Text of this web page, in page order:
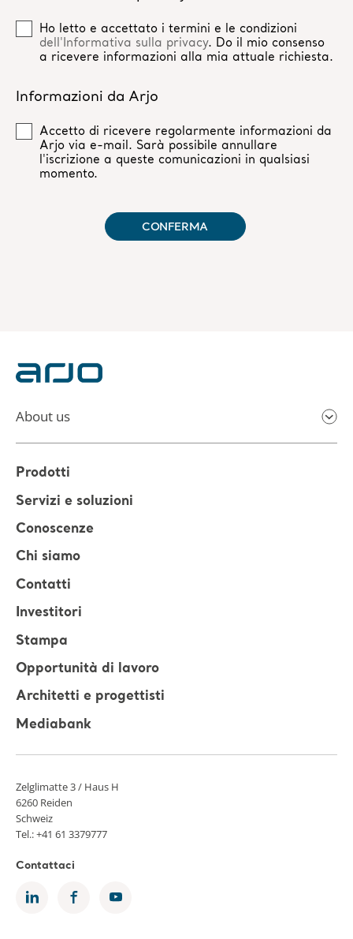
About us
Prodotti
Servizi e soluzioni
Conoscenze
Chi siamo
Contatti
Investitori
Stampa
Opportunità di lavoro
Architetti e progettisti
Mediabank
Zelglimatte 3 / Haus H
6260 Reiden
Schweiz
Tel.: +41 61 3379777
Contattaci